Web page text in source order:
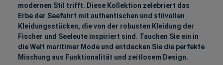
modernen Stil trifft. Diese Kollektion zelebriert das
Erbe der Seefahrt mit authentischen und stilvollen
Kleidungsstücken, die von der robusten Kleidung der
Fischer und Seeleute inspiriert sind. Tauchen Sie ein in
die Welt maritimer Mode und entdecken Sie die perfekte
Mischung aus Funktionalität und zeitlosem Design.